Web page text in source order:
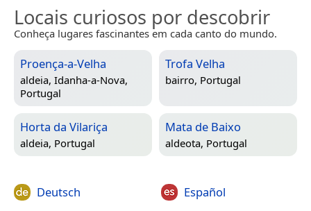
Locais curiosos por descobrir
Conheça lugares fascinantes em cada canto do mundo.
Proença-a-Velha
aldeia, Idanha-a-Nova,
Portugal
Trofa Velha
bairro, Portugal
Horta da Vilariça
aldeia, Portugal
Mata de Baixo
aldeota, Portugal
Deutsch Español